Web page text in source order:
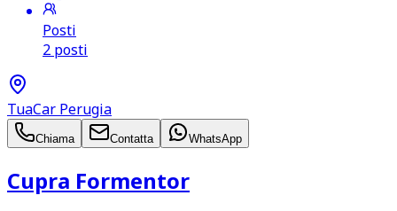
Posti
2 posti
TuaCar Perugia
Chiama Contatta WhatsApp
Cupra Formentor